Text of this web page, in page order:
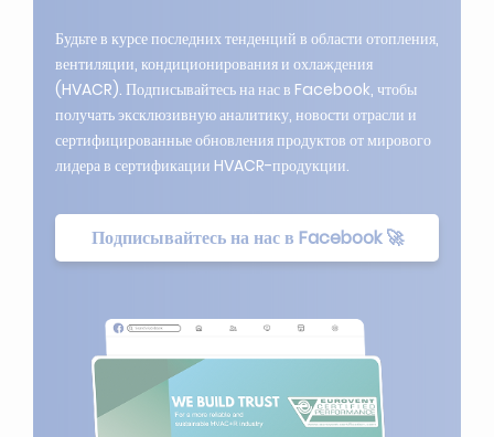
Будьте в курсе последних тенденций в области отопления,
вентиляции, кондиционирования и охлаждения
(HVACR). Подписывайтесь на нас в Facebook, чтобы
получать эксклюзивную аналитику, новости отрасли и
сертифицированные обновления продуктов от мирового
лидера в сертификации HVACR-продукции.
Подписывайтесь на нас в Facebook 🚀